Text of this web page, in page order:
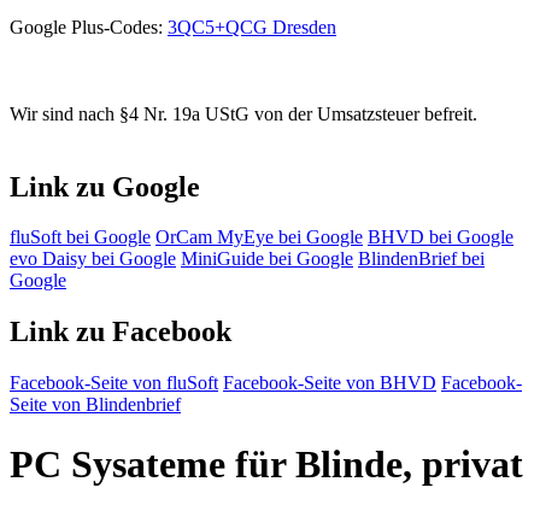
Google Plus-Codes: 3QC5+QCG Dresden
Wir sind nach §4 Nr. 19a UStG von der Umsatzsteuer befreit.
Link zu Google
fluSoft bei Google OrCam MyEye bei Google BHVD bei Google
evo Daisy bei Google MiniGuide bei Google BlindenBrief bei
Google
Link zu Facebook
Facebook-Seite von fluSoft Facebook-Seite von BHVD Facebook-
Seite von Blindenbrief
PC Sysateme für Blinde, privat